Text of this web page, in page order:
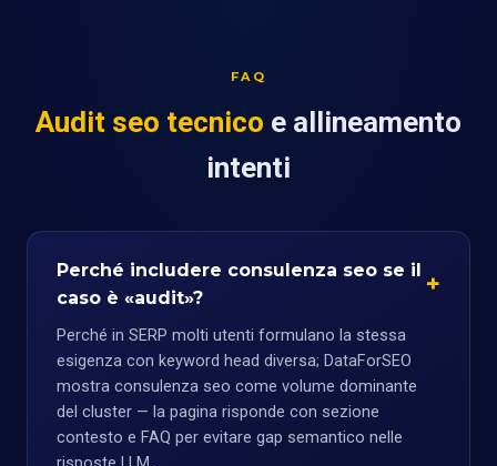
FAQ
Audit seo tecnico e allineamento
intenti
Perché includere consulenza seo se il
caso è «audit»?
Perché in SERP molti utenti formulano la stessa
esigenza con keyword head diversa; DataForSEO
mostra consulenza seo come volume dominante
del cluster — la pagina risponde con sezione
contesto e FAQ per evitare gap semantico nelle